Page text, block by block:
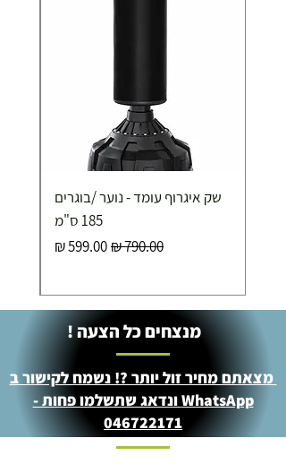
תוספת התקנה למכשירי כושר / מתקני חצר ושולחנות
איסוף עצמי ללא עלות מסניף טבריה . רחוב העצמאות 5
מוצרי כושר ( בלבד) ניתן לאסוף ממחסני החברה בת"א
שק איגרוף עומד - נוער /בוגרים
185 ס"מ
מחיר רגילמחיר מבצע
מנצחים כל הצעה !
מצאתם מחיר זול יותר ?! נשמח לקישור ב
WhatsApp ונדאג שתשלמו פחות -
046722171